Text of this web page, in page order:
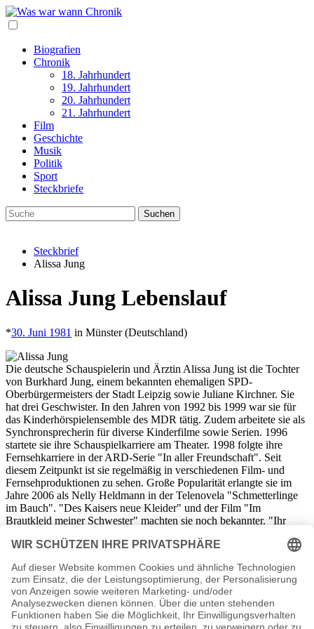
Biografien
Chronik
18. Jahrhundert
19. Jahrhundert
20. Jahrhundert
21. Jahrhundert
Film
Geschichte
Musik
Politik
Sport
Steckbriefe
Steckbrief
Alissa Jung
Alissa Jung Lebenslauf
*30. Juni 1981 in Münster (Deutschland)
Die deutsche Schauspielerin und Ärztin Alissa Jung ist die Tochter
von Burkhard Jung, einem bekannten ehemaligen SPD-
Oberbürgermeisters der Stadt Leipzig sowie Juliane Kirchner. Sie
hat drei Geschwister. In den Jahren von 1992 bis 1999 war sie für
das Kinderhörspielensemble des MDR tätig. Zudem arbeitete sie als
Synchronsprecherin für diverse Kinderfilme sowie Serien. 1996
startete sie ihre Schauspielkarriere am Theater. 1998 folgte ihre
Fernsehkarriere in der ARD-Serie "In aller Freundschaft". Seit
diesem Zeitpunkt ist sie regelmäßig in verschiedenen Film- und
Fernsehproduktionen zu sehen. Große Popularität erlangte sie im
Jahre 2006 als Nelly Heldmann in der Telenovela "Schmetterlinge
im Bauch". "Des Kaisers neue Kleider" und der Film "Im
Brautkleid meiner Schwester" machten sie noch bekannter. "Ihr
folgten die Kinofilme "Open my Eyes" und "Zweisitzrakete". 2017
Schauspielerei. Für "Das Menschenmögliche" wurde sie im Jahre
2020 für den Grimme-Preis nominiert. Alissa Jung hat zwei Kinder
mit dem verstorbenen Moderatoren Jan Hahn. Aktuell lebt sie mit
ihrem Ehemann Luca Marinelli in der Hauptstadt Berlin.